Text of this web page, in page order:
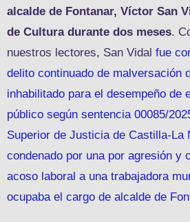
alcalde de Fontanar, Víctor San
de Cultura durante dos meses.
nuestros lectores, San Vidal fue
delito continuado de malversación
inhabilitado para el desempeño de
público según sentencia 00085/
Superior de Justicia de Castilla-La
condenado por una por agresión y
acoso laboral a una trabajadora
ocupaba el cargo de alcalde de